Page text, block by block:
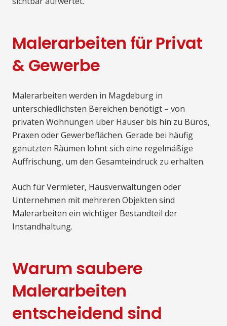
Malerarbeiten für Privat
& Gewerbe
Malerarbeiten werden in Magdeburg in
unterschiedlichsten Bereichen benötigt – von
privaten Wohnungen über Häuser bis hin zu Büros,
Praxen oder Gewerbeflächen. Gerade bei häufig
genutzten Räumen lohnt sich eine regelmäßige
Auffrischung, um den Gesamteindruck zu erhalten.
Auch für Vermieter, Hausverwaltungen oder
Unternehmen mit mehreren Objekten sind
Malerarbeiten ein wichtiger Bestandteil der
Instandhaltung.
Warum saubere
Malerarbeiten
entscheidend sind